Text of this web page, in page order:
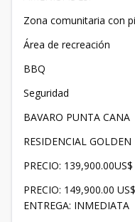
Zona comunitaria con
Área de recreación
BBQ
Seguridad
BAVARO PUNTA CANA
RESIDENCIAL GOLDEN
PRECIO:
PRECIO: 149,900.00
ENTREGA: INMEDIATA